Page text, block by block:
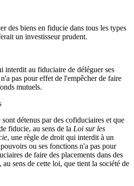
des biens en fiducie dans tous les types
un investisseur prudent.
interdit au fiduciaire de déléguer ses
pas pour effet de l'empêcher de faire
mutuels.
détenus par des cofiduciaires et que
fiducie, au sens de la Loi sur les
, une règle de droit qui interdit à un
ou ses fonctions n'a pas pour
de faire des placements dans des
sens de cette loi, que tient la société de